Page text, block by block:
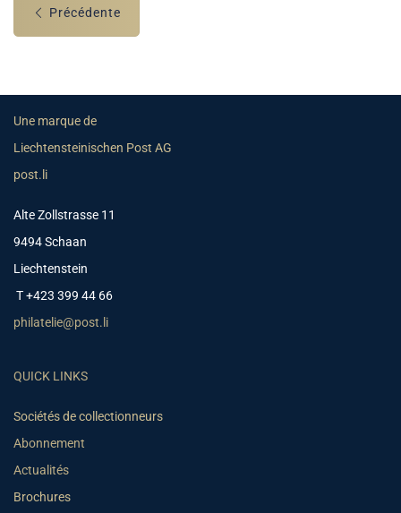
Précédente
Une marque de
Liechtensteinischen Post AG
post.li
Alte Zollstrasse 11
9494 Schaan
Liechtenstein
T +423 399 44 66
philatelie@post.li
QUICK LINKS
Sociétés de collectionneurs
Abonnement
Actualités
Brochures